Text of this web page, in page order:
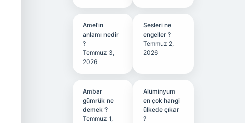
Amel’in
anlamı nedir
?
Temmuz 3,
2026
Sesleri ne
engeller ?
Temmuz 2,
2026
Ambar
gümrük ne
demek ?
Temmuz 1,
Alüminyum
en çok hangi
ülkede çıkar
?